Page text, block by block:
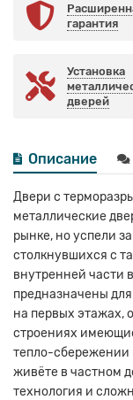
гарантия
Установка
дверей
Описание
Двери с
металлические
рынке, но успели
столкнувшихся с
внутренней части
предназначены
на первых этажах,
строениях
тепло-сбережении
живёте в частном
технология и